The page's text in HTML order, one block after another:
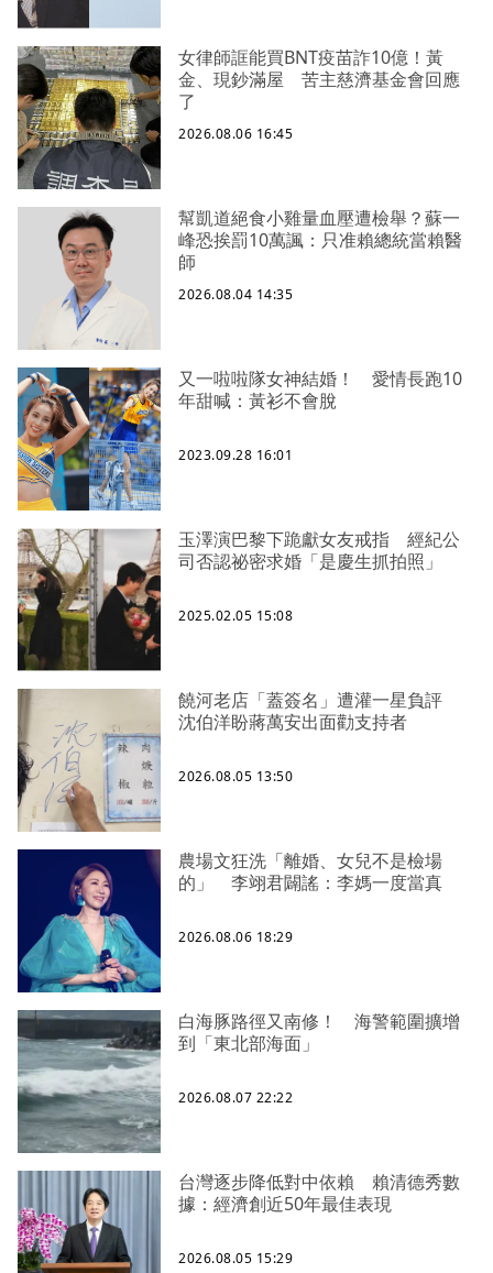
女律師誆能買BNT疫苗詐10億！黃
金、現鈔滿屋 苦主慈濟基金會回應
了
2026.08.06 16:45
幫凱道絕食小雞量血壓遭檢舉？蘇一
峰恐挨罰10萬諷：只准賴總統當賴醫
師
2026.08.04 14:35
又一啦啦隊女神結婚！ 愛情長跑10
年甜喊：黃衫不會脫
2023.09.28 16:01
玉澤演巴黎下跪獻女友戒指 經紀公
司否認祕密求婚「是慶生抓拍照」
2025.02.05 15:08
饒河老店「蓋簽名」遭灌一星負評
沈伯洋盼蔣萬安出面勸支持者
2026.08.05 13:50
農場文狂洗「離婚、女兒不是檢場
的」 李翊君闢謠：李媽一度當真
2026.08.06 18:29
白海豚路徑又南修！ 海警範圍擴增
到「東北部海面」
2026.08.07 22:22
台灣逐步降低對中依賴 賴清德秀數
據：經濟創近50年最佳表現
2026.08.05 15:29